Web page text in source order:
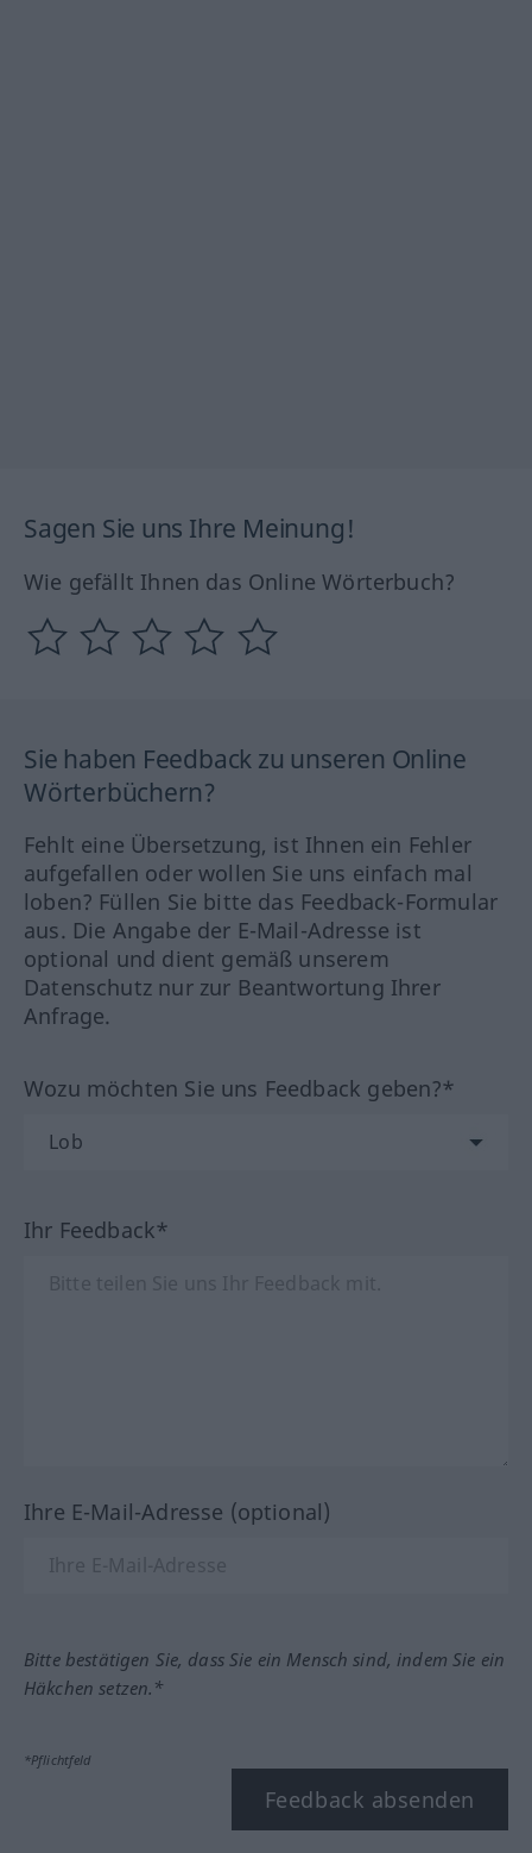
Sagen Sie uns Ihre Meinung!
Wie gefällt Ihnen das Online Wörterbuch?
Sie haben Feedback zu unseren Online
Wörterbüchern?
Fehlt eine Übersetzung, ist Ihnen ein Fehler
aufgefallen oder wollen Sie uns einfach mal
loben? Füllen Sie bitte das Feedback-Formular
aus. Die Angabe der E-Mail-Adresse ist
optional und dient gemäß unserem
Datenschutz nur zur Beantwortung Ihrer
Anfrage.
Wozu möchten Sie uns Feedback geben?*
Ihr Feedback*
Ihre E-Mail-Adresse (optional)
Bitte bestätigen Sie, dass Sie ein Mensch sind, indem Sie ein
Häkchen setzen.*
*Pflichtfeld
Feedback absenden